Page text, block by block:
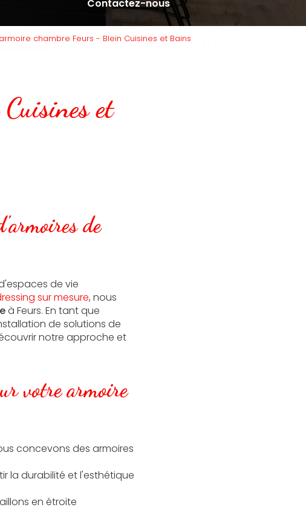
Contactez-nous
armoire chambre Feurs - Blein Cuisines et Bains
et
de
de vie
sur mesure, nous
à Feurs. En tant que
de solutions de
notre approche et
votre armoire
concevons des armoires
la durabilité et l'esthétique
en étroite